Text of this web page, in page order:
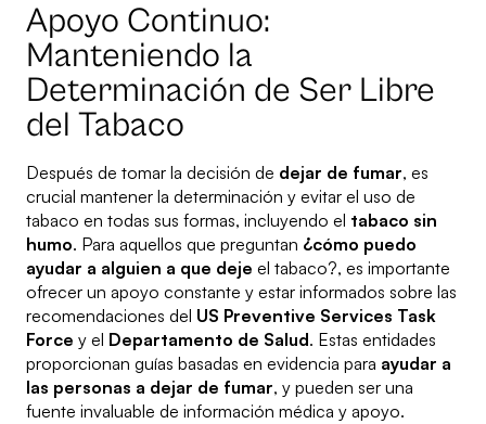
Apoyo Continuo:
Manteniendo la
Determinación de Ser Libre
del Tabaco
Después de tomar la decisión de dejar de fumar, es
crucial mantener la determinación y evitar el uso de
tabaco en todas sus formas, incluyendo el tabaco sin
humo. Para aquellos que preguntan ¿cómo puedo
ayudar a alguien a que deje el tabaco?, es importante
ofrecer un apoyo constante y estar informados sobre las
recomendaciones del US Preventive Services Task
Force y el Departamento de Salud. Estas entidades
proporcionan guías basadas en evidencia para ayudar a
las personas a dejar de fumar, y pueden ser una
fuente invaluable de información médica y apoyo.